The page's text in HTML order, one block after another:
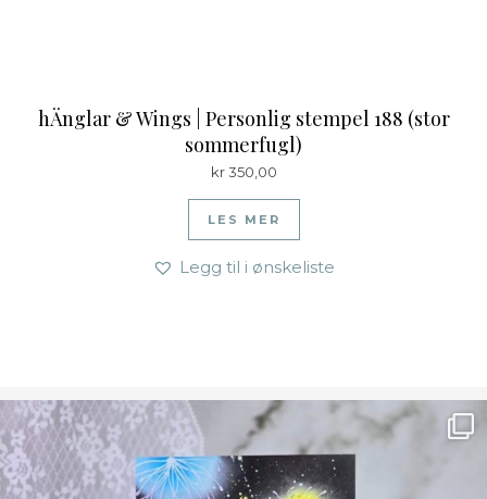
hÄnglar & Wings | Personlig stempel 188 (stor
sommerfugl)
kr350,00
LES MER
Legg til i ønskeliste
Ønsk